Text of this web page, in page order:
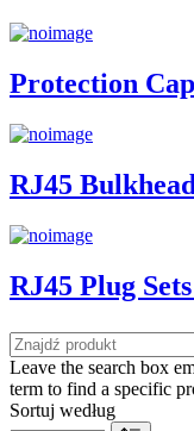
Protection
RJ45
RJ45 Plug
Leave the search box
term to find a specific
Sortuj według